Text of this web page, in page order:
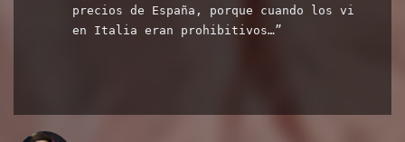
precios de España, porque cuando los vi
en Italia eran prohibitivos…”